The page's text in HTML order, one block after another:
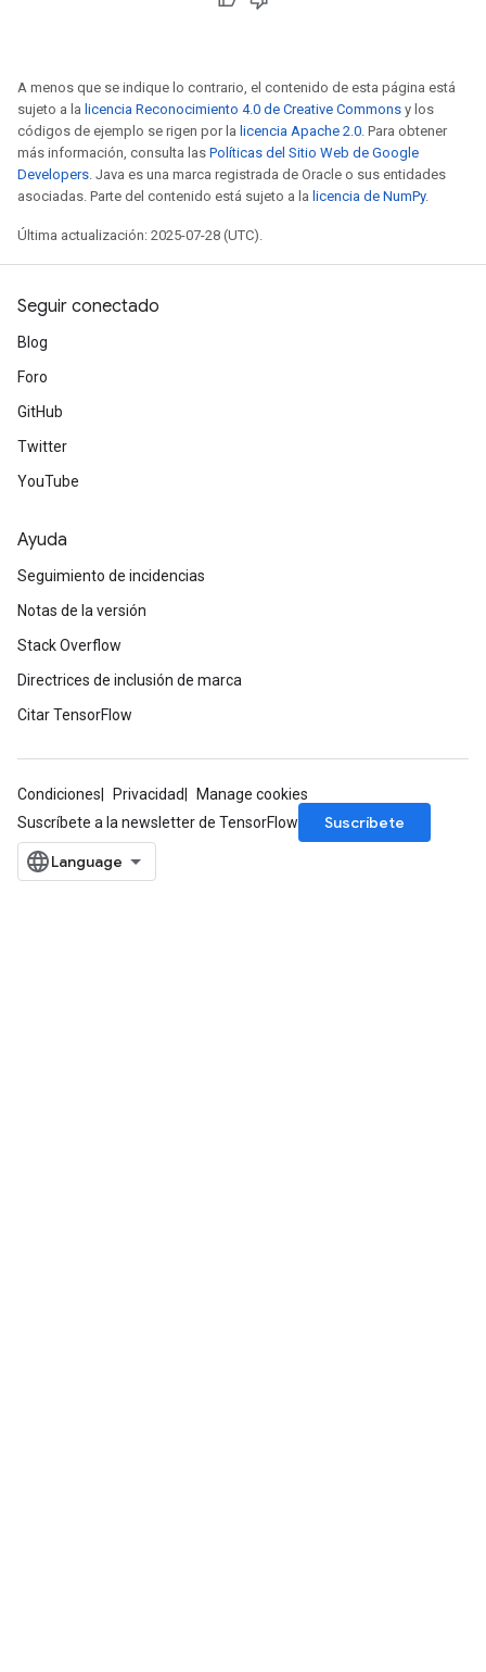
A menos que se indique lo contrario, el contenido de esta página está
sujeto a la licencia Reconocimiento 4.0 de Creative Commons y los
códigos de ejemplo se rigen por la licencia Apache 2.0. Para obtener
más información, consulta las Políticas del Sitio Web de Google
Developers. Java es una marca registrada de Oracle o sus entidades
asociadas. Parte del contenido está sujeto a la licencia de NumPy.
Última actualización: 2025-07-28 (UTC).
Seguir conectado
Blog
Foro
GitHub
Twitter
YouTube
Ayuda
Seguimiento de incidencias
Notas de la versión
Stack Overflow
Directrices de inclusión de marca
Citar TensorFlow
Condiciones Privacidad
Manage cookies
Suscríbete a la newsletter de TensorFlow
Suscríbete